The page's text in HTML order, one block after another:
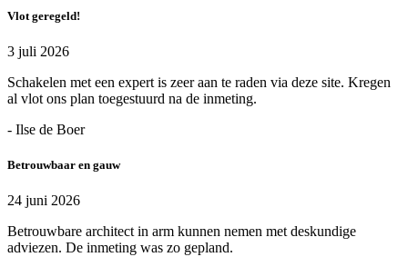
Vlot geregeld!
3 juli 2026
Schakelen met een expert is zeer aan te raden via deze site. Kregen
al vlot ons plan toegestuurd na de inmeting.
- Ilse de Boer
Betrouwbaar en gauw
24 juni 2026
Betrouwbare architect in arm kunnen nemen met deskundige
adviezen. De inmeting was zo gepland.